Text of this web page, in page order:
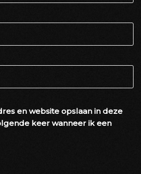
en website opslaan in deze
keer wanneer ik een